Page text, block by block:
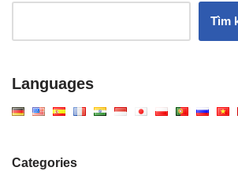
Tìm
Languages
Categories